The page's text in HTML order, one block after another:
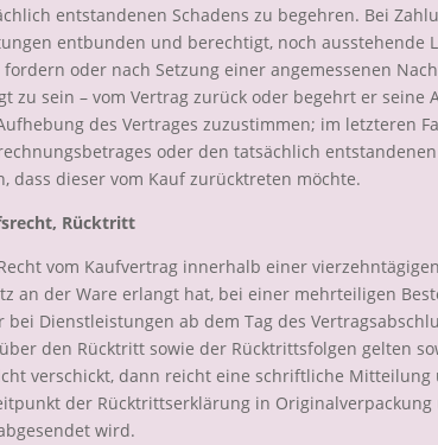
entstandenen Schadens zu begehren. Bei
entbunden und berechtigt, noch
oder nach Setzung einer angemessenen
zu sein – vom Vertrag zurück oder begehrt er
des Vertrages zuzustimmen; im letzteren
oder den tatsächlich
dass dieser vom Kauf zurücktreten möchte.
Rücktritt
vom Kaufvertrag innerhalb einer
an der Ware erlangt hat, bei einer mehrteiligen
bei Dienstleistungen ab dem Tag des
den Rücktritt sowie der Rücktrittsfolgen gelten
verschickt, dann reicht eine schriftliche
der Rücktrittserklärung in
wird.